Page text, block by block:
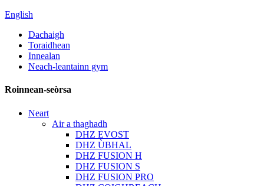
English
Dachaigh
Toraidhean
Innealan
Neach-leantainn gym
Roinnean-seòrsa
Neart
Air a thaghadh
DHZ EVOST
DHZ ÙBHAL
DHZ FUSION H
DHZ FUSION S
DHZ FUSION PRO